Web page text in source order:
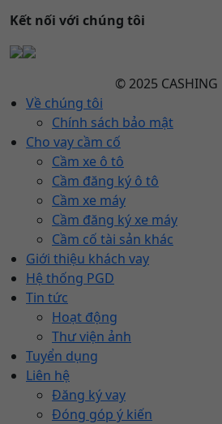
Kết nối với chúng tôi
© 2025 CASHING
Về chúng tôi
Chính sách bảo mật
Cho vay cầm cố
Cầm xe ô tô
Cầm đăng ký ô tô
Cầm xe máy
Cầm đăng ký xe máy
Cầm cố tài sản khác
Giới thiệu khách vay
Hệ thống PGD
Tin tức
Hoạt động
Thư viện ảnh
Tuyển dụng
Liên hệ
Đăng ký vay
Đóng góp ý kiến